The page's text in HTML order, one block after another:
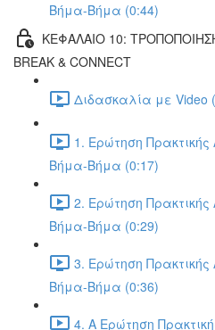
Βήμα-Βήμα (0:44)
ΚΕΦΑΛΑΙΟ 10:
BREAK & CONNECT
Διδασκαλία με Video
1. Ερώτηση
Βήμα-Βήμα (0:17)
2. Ερώτηση
Βήμα-Βήμα (0:29)
3. Ερώτηση
Βήμα-Βήμα (0:36)
4. Α Ερώτηση